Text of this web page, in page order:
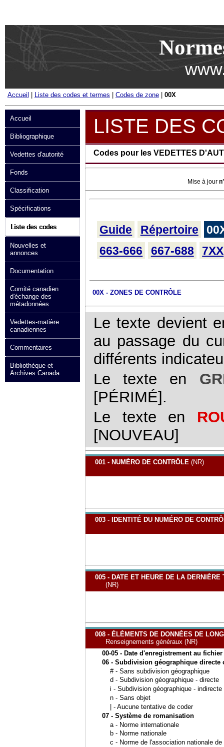
Accueil | Liste des codes et termes | Codes de zone| 00X
Accueil
Bibliographique
Vedettes d'autorité
Fonds
Classification
Spécifications
Liste des codes
Nouvelles et
annonces
Documentation
Comité canadien
d'échange des
métadonnées
Vedettes-matière
canadiennes
Commentaires
Bibliothèque et
Archives Canada
LISTE DES
Codes pour les VEDETTES
Mise à jour
Guide Répertoire
663-666
667-688 7XX
00X - ZONES DE CONTRÔLE
Le texte devient
au passage du
différents
Le texte en
[PÉRIMÉ].
Le texte en
[NOUVEAU]
001 - NUMÉRO DE CONTRÔLE (NR)
003 - IDENTITÉ DU NUMÉRO DE
005 - DATE ET HEURE DE LA DERNIÈRE
(NR)
008 - ÉLÉMENTS DE DONNÉES DE
Renseignements généraux (NR)
00-05 - Date d'enregistrement au fichier
06 - Subdivision géographique directe
# - Sans subdivision géographique
d - Subdivision géographique - directe
i - Subdivision géographique - indirecte
n - Sans objet
| - Aucune tentative de coder
07 - Système de romanisation
a - Norme internationale
b - Norme nationale
c - Norme de l'association nationale de